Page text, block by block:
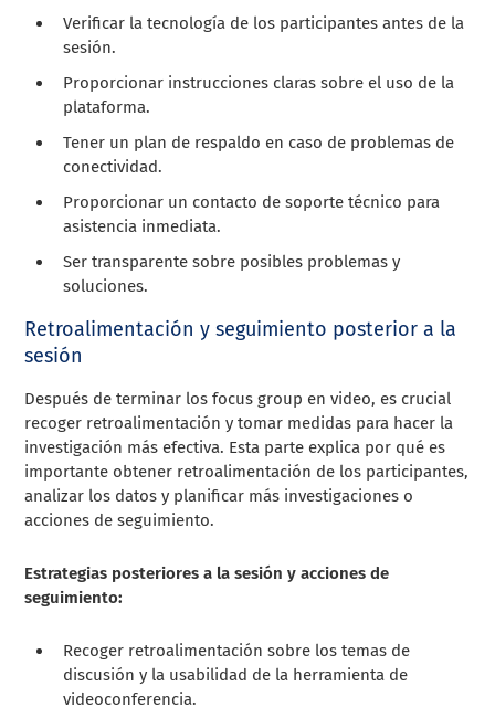
Verificar la tecnología de los participantes antes de la
sesión.
Proporcionar instrucciones claras sobre el uso de la
plataforma.
Tener un plan de respaldo en caso de problemas de
conectividad.
Proporcionar un contacto de soporte técnico para
asistencia inmediata.
Ser transparente sobre posibles problemas y
soluciones.
Retroalimentación y seguimiento posterior a la
sesión
Después de terminar los focus group en video, es crucial
recoger retroalimentación y tomar medidas para hacer la
investigación más efectiva. Esta parte explica por qué es
importante obtener retroalimentación de los participantes,
analizar los datos y planificar más investigaciones o
acciones de seguimiento.
Estrategias posteriores a la sesión y acciones de
seguimiento:
Recoger retroalimentación sobre los temas de
discusión y la usabilidad de la herramienta de
videoconferencia.